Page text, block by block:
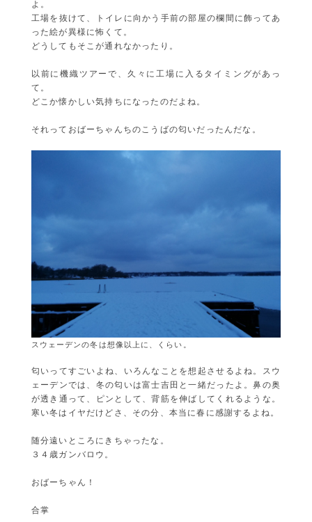
よ。
工場を抜けて、トイレに向かう手前の部屋の欄間に飾ってあ
った絵が異様に怖くて。
どうしてもそこが通れなかったり。
以前に機織ツアーで、久々に工場に入るタイミングがあっ
て。
どこか懐かしい気持ちになったのだよね。
それっておばーちゃんちのこうばの匂いだったんだな。
スウェーデンの冬は想像以上に、くらい。
匂いってすごいよね、いろんなことを想起させるよね。スウ
ェーデンでは、冬の匂いは富士吉田と一緒だったよ。鼻の奥
が透き通って、ピンとして、背筋を伸ばしてくれるような。
寒い冬はイヤだけどさ、その分、本当に春に感謝するよね。
随分遠いところにきちゃったな。
３４歳ガンバロウ。
おばーちゃん！
合掌